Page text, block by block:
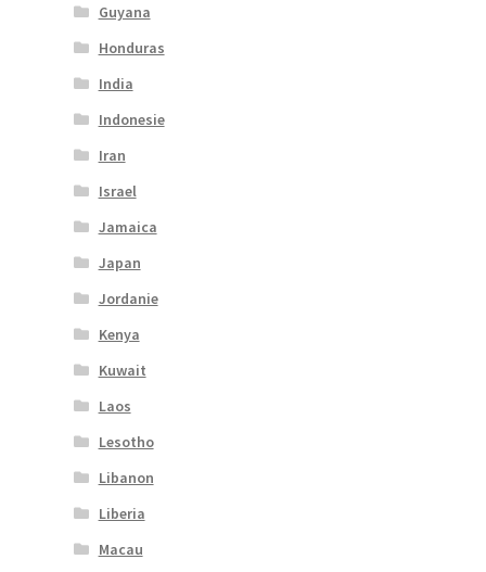
Guyana
Honduras
India
Indonesie
Iran
Israel
Jamaica
Japan
Jordanie
Kenya
Kuwait
Laos
Lesotho
Libanon
Liberia
Macau